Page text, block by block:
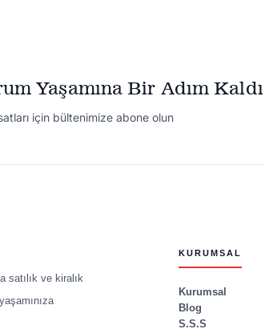
Yaşamına Bir Adım Kaldı
için bültenimize abone olun
satılık ve kiralık
KURUMSAL
Kurumsal
Blog
S.S.S